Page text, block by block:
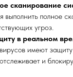
сканирование
выполнить полное
угроз.
в реальном
имеют
и